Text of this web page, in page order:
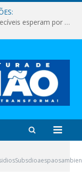
esperam por você!